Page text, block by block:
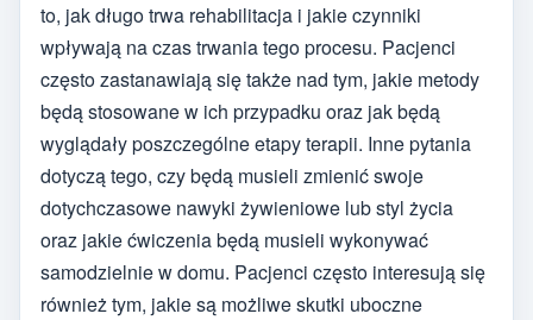
to, jak długo trwa rehabilitacja i jakie czynniki
wpływają na czas trwania tego procesu. Pacjenci
często zastanawiają się także nad tym, jakie metody
będą stosowane w ich przypadku oraz jak będą
wyglądały poszczególne etapy terapii. Inne pytania
dotyczą tego, czy będą musieli zmienić swoje
dotychczasowe nawyki żywieniowe lub styl życia
oraz jakie ćwiczenia będą musieli wykonywać
samodzielnie w domu. Pacjenci często interesują się
również tym, jakie są możliwe skutki uboczne